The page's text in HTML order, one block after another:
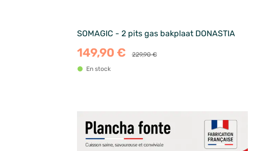
SOMAGIC - 2 pits gas bakplaat DONASTIA
149,90 €
229,90 €
En stock